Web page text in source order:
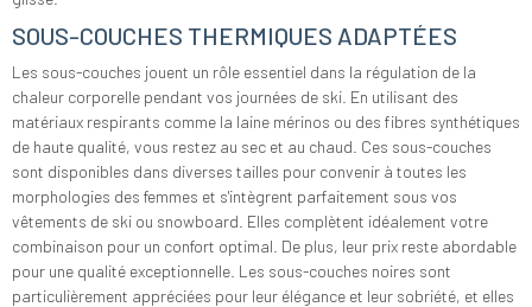
SOUS-COUCHES THERMIQUES ADAPTÉES
Les sous-couches jouent un rôle essentiel dans la régulation de la
chaleur corporelle pendant vos journées de ski. En utilisant des
matériaux respirants comme la laine mérinos ou des fibres synthétiques
de haute qualité, vous restez au sec et au chaud. Ces sous-couches
sont disponibles dans diverses tailles pour convenir à toutes les
morphologies des femmes et s'intègrent parfaitement sous vos
vêtements de ski ou snowboard. Elles complètent idéalement votre
combinaison pour un confort optimal. De plus, leur prix reste abordable
pour une qualité exceptionnelle. Les sous-couches noires sont
particulièrement appréciées pour leur élégance et leur sobriété, et elles